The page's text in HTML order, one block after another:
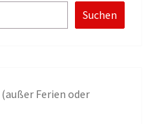
Suchen
(außer Ferien oder